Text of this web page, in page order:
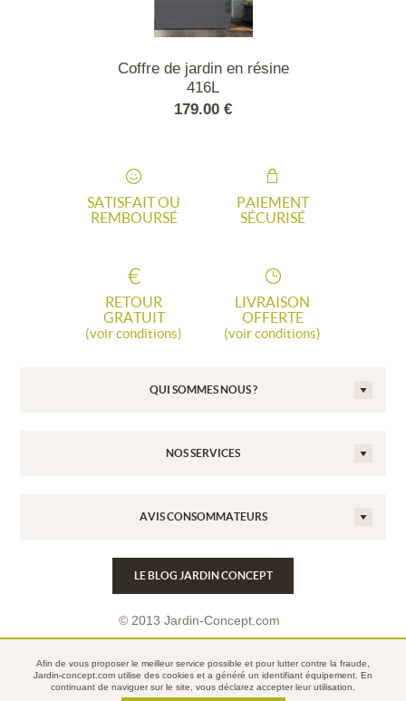
Coffre de jardin en résine
416L
179.00 €
SATISFAIT OU
REMBOURSÉ
PAIEMENT
SÉCURISÉ
RETOUR
GRATUIT
(voir conditions)
LIVRAISON
OFFERTE
(voir conditions)
QUI SOMMES NOUS ?
NOS SERVICES
AVIS CONSOMMATEURS
LE BLOG JARDIN CONCEPT
© 2013 Jardin-Concept.com
Mentions légales
Politique de confidentialité
Afin de vous proposer le meilleur service possible et pour lutter contre la fraude,
Jardin-concept.com utilise des cookies et a généré un identifiant équipement. En
continuant de naviguer sur le site, vous déclarez accepter leur utilisation.